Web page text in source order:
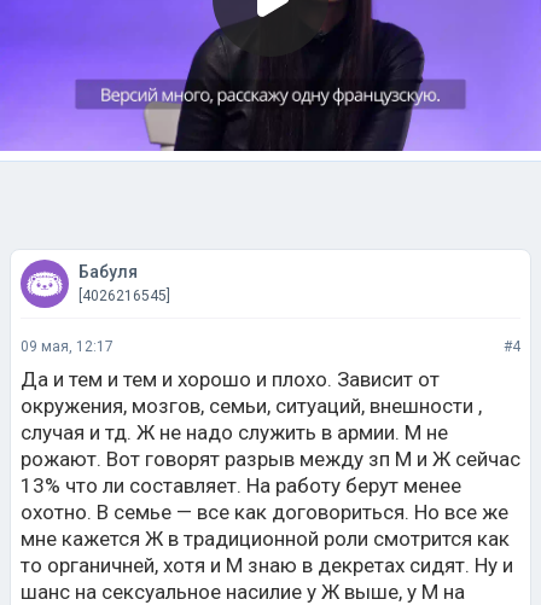
Бабуля
[4026216545]
09 мая, 12:17 #4
Да и тем и тем и хорошо и плохо. Зависит от
окружения, мозгов, семьи, ситуаций, внешности ,
случая и тд. Ж не надо служить в армии. М не
рожают. Вот говорят разрыв между зп М и Ж сейчас
13% что ли составляет. На работу берут менее
охотно. В семье — все как договориться. Но все же
мне кажется Ж в традиционной роли смотрится как
то органичней, хотя и М знаю в декретах сидят. Ну и
шанс на сексуальное насилие у Ж выше, у М на